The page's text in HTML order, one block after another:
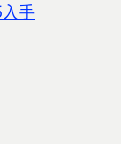
手